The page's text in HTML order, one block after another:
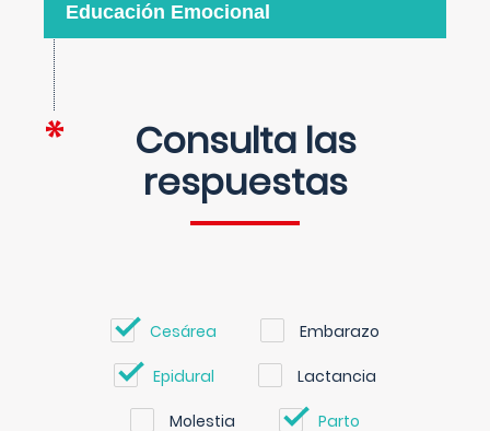
Educación Emocional
Consulta las
respuestas
Cesárea Embarazo
Epidural Lactancia
Molestia Parto